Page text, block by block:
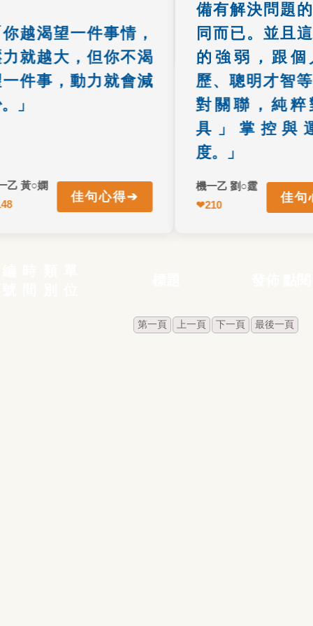
渴望一件事情，
越大，但你不渴
事，動力就會減
○嫻
佳句心得➔
機一乙 黃○嫻
備有解決問題的能
同而已。並且這項
的強弱，跟個人
歷、聰明才智等並
對關聯，純粹對
具」掌控與運
度。」
機一乙 劉○霆
210
佳句心得
用能力的所做的理解，
了大部份人的思維
機一
第一頁 上一頁 下一頁 最後一頁